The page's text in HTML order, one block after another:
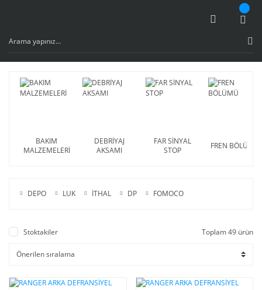
BAKIM
MALZEMELERİ
DEBRİYAJ
AKSAMI
FAR SİNYAL
STOP
FREN BÖLÜMÜ
DEPO LUK İTHAL DP FOMOCO
Stoktakiler Toplam 49 ürün